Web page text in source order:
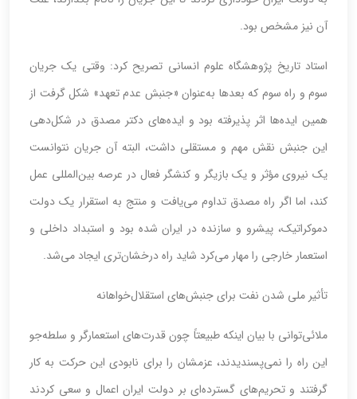
آن نیز مشخص بود.
‌استاد تاریخ پژوهشگاه ‌علوم انسانی تصریح کرد: وقتی‌ یک جریان
‌سوم و راه سوم که بعدها به‌عنوان «جنبش عدم تعهد» شکل گرفت از
همین ایده‌ها اثر پذیرفته بود و ایده‌های دکتر مصدق در شکل‌دهی
این جنبش نقش مهم و مستقلی داشت، البته آن جریان نتوانست
یک نیروی مؤثر و یک بازیگر و کنشگر فعال در عرصه بین‌المللی عمل
کند، اما اگر راه مصدق تداوم می‌یافت و منتج به استقرار یک دولت
دموکراتیک، پیشرو و سازنده در ایران شده بود و استبداد داخلی و
استعمار خارجی را مهار می‌کرد شاید راه درخشان‌تری ایجاد می‌شد.
تأثیر ملی شدن نفت برای جنبش‌های استقلال‌خواهانه
ملائی‌توانی با بیان اینکه طبیعتاً چون قدرت‌های استعمارگر و سلطه‌جو
این راه را نمی‌پسندیدند، عزمشان را برای نابودی این حرکت به کار
گرفتند و تحریم‌های گسترده‌ای بر دولت ایران اعمال و سعی کردند